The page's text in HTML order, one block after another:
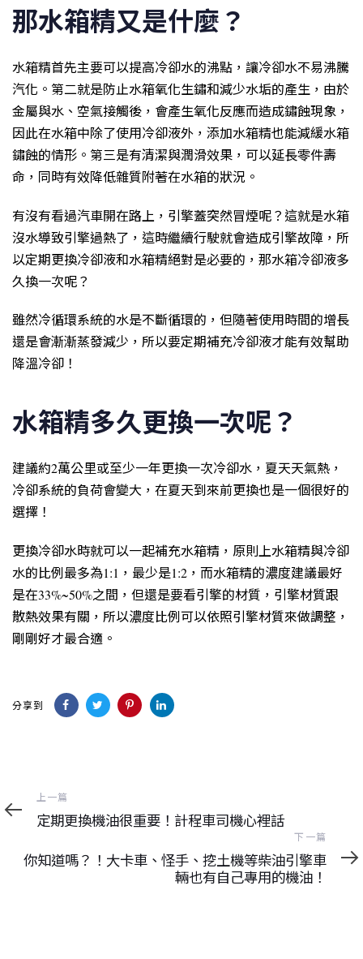
那水箱精又是什麼？
水箱精首先主要可以提高冷卻水的沸點，讓冷卻水不易沸騰
汽化。第二就是防止水箱氧化生鏽和減少水垢的產生，由於
金屬與水、空氣接觸後，會產生氧化反應而造成鏽蝕現象，
因此在水箱中除了使用冷卻液外，添加水箱精也能減緩水箱
鏽蝕的情形。第三是有清潔與潤滑效果，可以延長零件壽
命，同時有效降低雜質附著在水箱的狀況。
有沒有看過汽車開在路上，引擎蓋突然冒煙呢？這就是水箱
沒水導致引擎過熱了，這時繼續行駛就會造成引擎故障，所
以定期更換冷卻液和水箱精絕對是必要的，那水箱冷卻液多
久換一次呢？
雖然冷循環系統的水是不斷循環的，但隨著使用時間的增長
還是會漸漸蒸發減少，所以要定期補充冷卻液才能有效幫助
降溫冷卻！
水箱精多久更換一次呢？
建議約2萬公里或至少一年更換一次冷卻水，夏天天氣熱，
冷卻系統的負荷會變大，在夏天到來前更換也是一個很好的
選擇！
更換冷卻水時就可以一起補充水箱精，原則上水箱精與冷卻
水的比例最多為1:1，最少是1:2，而水箱精的濃度建議最好
是在33%~50%之間，但還是要看引擎的材質，引擎材質跟
散熱效果有關，所以濃度比例可以依照引擎材質來做調整，
剛剛好才最合適。
分享到
上
一
篇
上一篇
定期更換機油很重要！計程車司機心裡話
一
下一篇
你知道嗎？！大卡車、怪手、挖土機等柴油引擎車
輛也有自己專用的機油！